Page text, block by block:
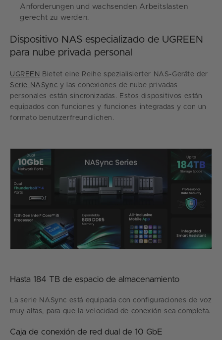
Anforderungen und wachsenden Arbeitslasten
gerecht zu werden.
Dispositivo NAS especializado de UGREEN
para nube privada personal
UGREEN
Bietet eine Reihe spezialisierter NAS-Geräte der
Serie NASync y las conexiones de nube privadas
personales están sincronizadas. Estos dispositivos están
equipados con funciones y funciones integradas y con un
formato benutzerfreundlichen.
Hasta 184 TB de espacio de almacenamiento
La serie NASync está equipada con configuraciones de voz
muy altas, para que la velocidad de conexión sea completa.
Caja de conexión de red dual de 10 GbE